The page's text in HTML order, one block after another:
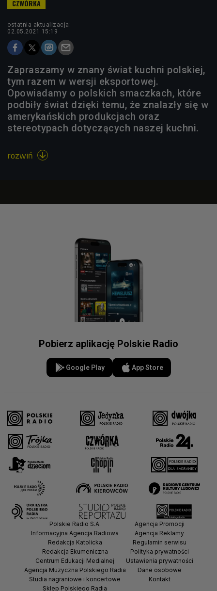
ostatnia aktualizacja:
02.05.2021 15:19
Zapraszamy w znany świat kuchni polskiej,
tym razem w wersji eksportowej.
Opowiadamy o polskich smaczkach, które
podbiły świat dzięki temu, że znalazły się w
amerykańskich produkcjach oraz
stereotypach dotyczących naszej kuchni.
rozwiń 
Pobierz aplikację Polskie Radio
Google Play App Store
Polskie Radio S.A.
Informacyjna Agencja Radiowa
Redakcja Katolicka
Redakcja Ekumeniczna
Centrum Edukacji Medialnej
Agencja Muzyczna Polskiego Radia
Studia nagraniowe i koncertowe
Sklep Polskiego Radia
Agencja Promocji
Agencja Reklamy
Regulamin serwisu
Polityka prywatności
Ustawienia prywatności
Dane osobowe
Kontakt